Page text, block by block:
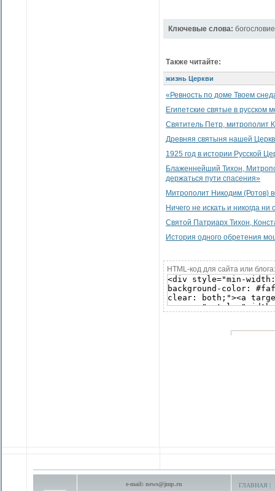
Ключевые слова: богословие
Также читайте:
жизнь Церкви
«Ревность по доме Твоем
Египетские святые в русском
Святитель Петр, митрополит
Древняя святыня нашей
1925 год в истории Русской
Блаженнейший Тихон,
держаться пути спасения»
Митрополит Никодим (Ротов)
Ничего не искать и никогда ни
Святой Патриарх Тихон,
История одного обретения
HTML-код для сайта или блога:
e-mail: news@jmp.ru ГЛАВНАЯ |